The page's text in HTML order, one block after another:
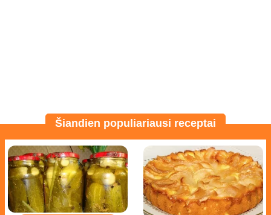
Šiandien populiariausi receptai